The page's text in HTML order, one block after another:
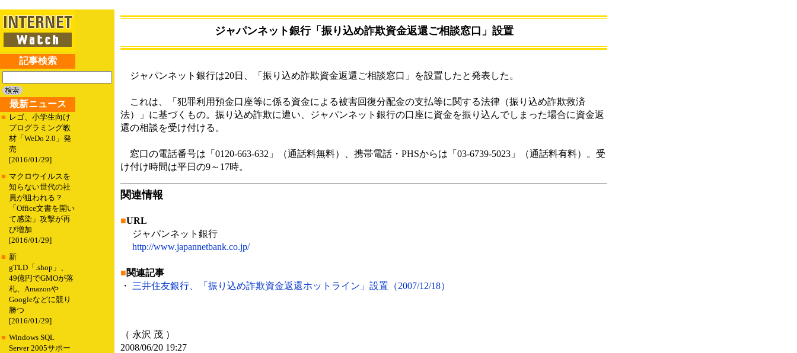
記事検索
最新ニュース
■ レゴ、小学生向け
プログラミング教
材「WeDo 2.0」発
売
[2016/01/29]
■ マクロウイルスを
知らない世代の社
員が狙われる？
「Office文書を開い
て感染」攻撃が再
び増加
[2016/01/29]
■ 新
gTLD「.shop」、
49億円でGMOが落
札、Amazonや
Googleなどに競り
勝つ
[2016/01/29]
■ Windows SQL
Server 2005サポー
ジャパンネット銀行「振り込め詐欺資金返還ご相談窓口」設置
ジャパンネット銀行は20日、「振り込め詐欺資金返還ご相談窓口」を設置したと発表した。
これは、「犯罪利用預金口座等に係る資金による被害回復分配金の支払等に関する法律（振り込め詐欺救済
法）」に基づくもの。振り込め詐欺に遭い、ジャパンネット銀行の口座に資金を振り込んでしまった場合に資金返
還の相談を受け付ける。
窓口の電話番号は「0120-663-632」（通話料無料）、携帯電話・PHSからは「03-6739-5023」（通話料有料）。受
け付け時間は平日の9～17時。
関連情報
■URL
ジャパンネット銀行
http://www.japannetbank.co.jp/
■関連記事
・ 三井住友銀行、「振り込め詐欺資金返還ホットライン」設置（2007/12/18）
（ 永沢 茂 ）
2008/06/20 19:27